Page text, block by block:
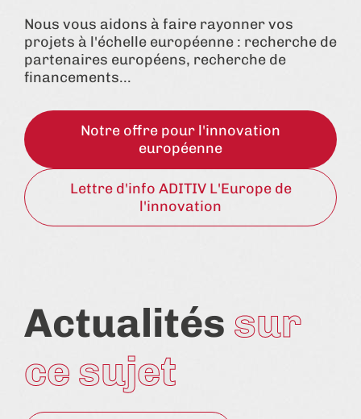
Nous vous aidons à faire rayonner vos
projets à l'échelle européenne : recherche de
partenaires européens, recherche de
financements...
Notre offre pour l'innovation
européenne
Lettre d'info ADITIV L'Europe de
l'innovation
Actualités sur
ce sujet